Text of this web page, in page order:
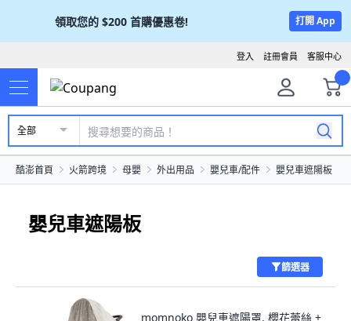
領取您的 $200 首購優惠卷! 打開 App
客服中心
註冊會員
登入
全部
酷澎首頁 火箭跨境 母嬰 外出用品 嬰兒車/配件 嬰兒車遮陽板
嬰兒車遮陽板
篩選器
momnoko 嬰兒車遮陽罩, 櫻花蕾絲 +